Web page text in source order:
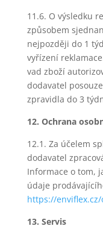
11.6. O výsledku
způsobem
nejpozději do 1
vyřízení
vad zboží
dodavatel
zpravidla do 3
12. Ochrana
12.1. Za účelem
dodavatel
Informace o tom,
údaje
https://
13. Servis